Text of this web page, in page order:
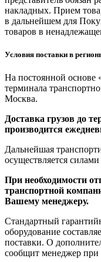
накладных. Прием
в дальнейшем для
товаров в
Условия поставки в
На постоянной
терминала
Москва.
Доставка грузов до
производится
Дальнейшая
осуществляется
При необходимости
транспортной
Вашему менеджеру.
Стандартный
оборудование
поставки. О
сообщит менеджер при